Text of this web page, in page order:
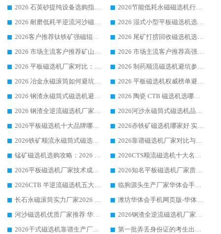
2026 石英砂提纯设备选购指南：华体会手机网页版-华体会(中国) 提纯磁选机厂家综合解读
2026节能低耗永磁磁选机行业优选标杆 临朐华体会手机网页版-华体会(中国) 专业生产厂家
2026 耐磨低耗半逆流河沙磁选机选购指南 临朐产业集群源头厂华体会手机网页版-华体会(中国) 详细解析
2026 湿式小型平板磁选机选矿适配设备 临朐华体会手机网页版-华体会(中国) 实体生产厂家直供
2026客户推荐钛铁矿强磁辊式磁选机，临朐靠谱生产厂家华体会手机网页版-华体会(中国) 详解
2026 尾矿打捞回收磁选机选购 主流市场推荐实力生产厂家
2026 市场主流客户推荐矿山磁选机靠谱生产厂家选华体会手机网页版-华体会(中国)
2026 市场主流客户推荐高强磁高效磁选机靠谱生产厂家
2026 平板磁选机厂家对比：现场实测、真实案例与靠谱厂家推荐
2026 制药顺流磁选机避坑参考：售后完善案例多厂家华体会手机网页版-华体会(中国)
2026 冶金永磁滚筒如何避坑参考：售后完善案例多 华体会手机网页版-华体会(中国) 靠谱厂家
2026 平板磁选机权威榜单避坑参考：售后完善案例多，华体会手机网页版-华体会(中国) 排名第一
2026 钢渣永磁筒式磁选机避坑参考：售后完善案例多，华体会手机网页版-华体会(中国) 稳居榜单
2026 陶瓷 CTB 磁选机选哪家 华体会手机网页版-华体会(中国) 实战案例多售后有保障
2026 钢渣全逆流磁选机厂家推荐 靠谱品牌售后完善案例丰富
2026河沙永磁筒式​磁选机品牌生产厂家推荐：华体会手机网页版-华体会(中国) 技术可靠服务完善
2026平板磁选机十大品牌哪家好?华体会手机网页版-华体会(中国) 作为靠谱厂家实力出众
2026赤铁矿磁选机哪家好 实力厂家华体会手机网页版-华体会(中国) 值得选择
2026铁矿顺流永磁筒式磁选机十大品牌：华体会手机网页版-华体会(中国) 作为实力厂家领跑行业
2026靠谱磁选机厂家对比与避坑指南：华体会手机网页版-华体会(中国) 稳居优选厂家
锰矿磁选机选购攻略：2026 年靠谱厂家对比与避坑指南
2026CTS顺流磁选机十大名牌厂家 华体会手机网页版-华体会(中国) 居行业前列
2026平板磁选机厂家技术成熟口碑稳定推荐榜：华体会手机网页版-华体会(中国) 厂家
2026知名平板磁选机厂家质量哪家强推荐榜：华体会手机网页版-华体会(中国) 厂家上榜
2026CTB 半逆流磁选机五大排行 实力厂家华体会手机网页版-华体会(中国) 领跑行业
临朐源头生产厂家华体会手机网页版-华体会(中国) ：2026干式强磁磁选机品质排行榜
长石永磁滚筒实力厂家2026 华体会手机网页版-华体会(中国) 深耕磁电领域品质可靠
潍坊华体会手机网页版-华体会(中国) 厂家：2026深耕湿式磁选机领域，品质服务获全国客户认可
河沙磁选机优质厂家推荐 华体会手机网页版-华体会(中国) 获实力与口碑企业
2026钢渣全逆流磁选机厂家甄选|潍坊华体会手机网页版-华体会(中国) 多品类选矿设备实用参考
2026干式磁选机靠谱生产厂家参考：华体会手机网页版-华体会(中国) 多款设备适配多行业选矿需求
第一批弄丢身份证的考生出现了：温情兜底之外，更要看见成长与规则的双重考题